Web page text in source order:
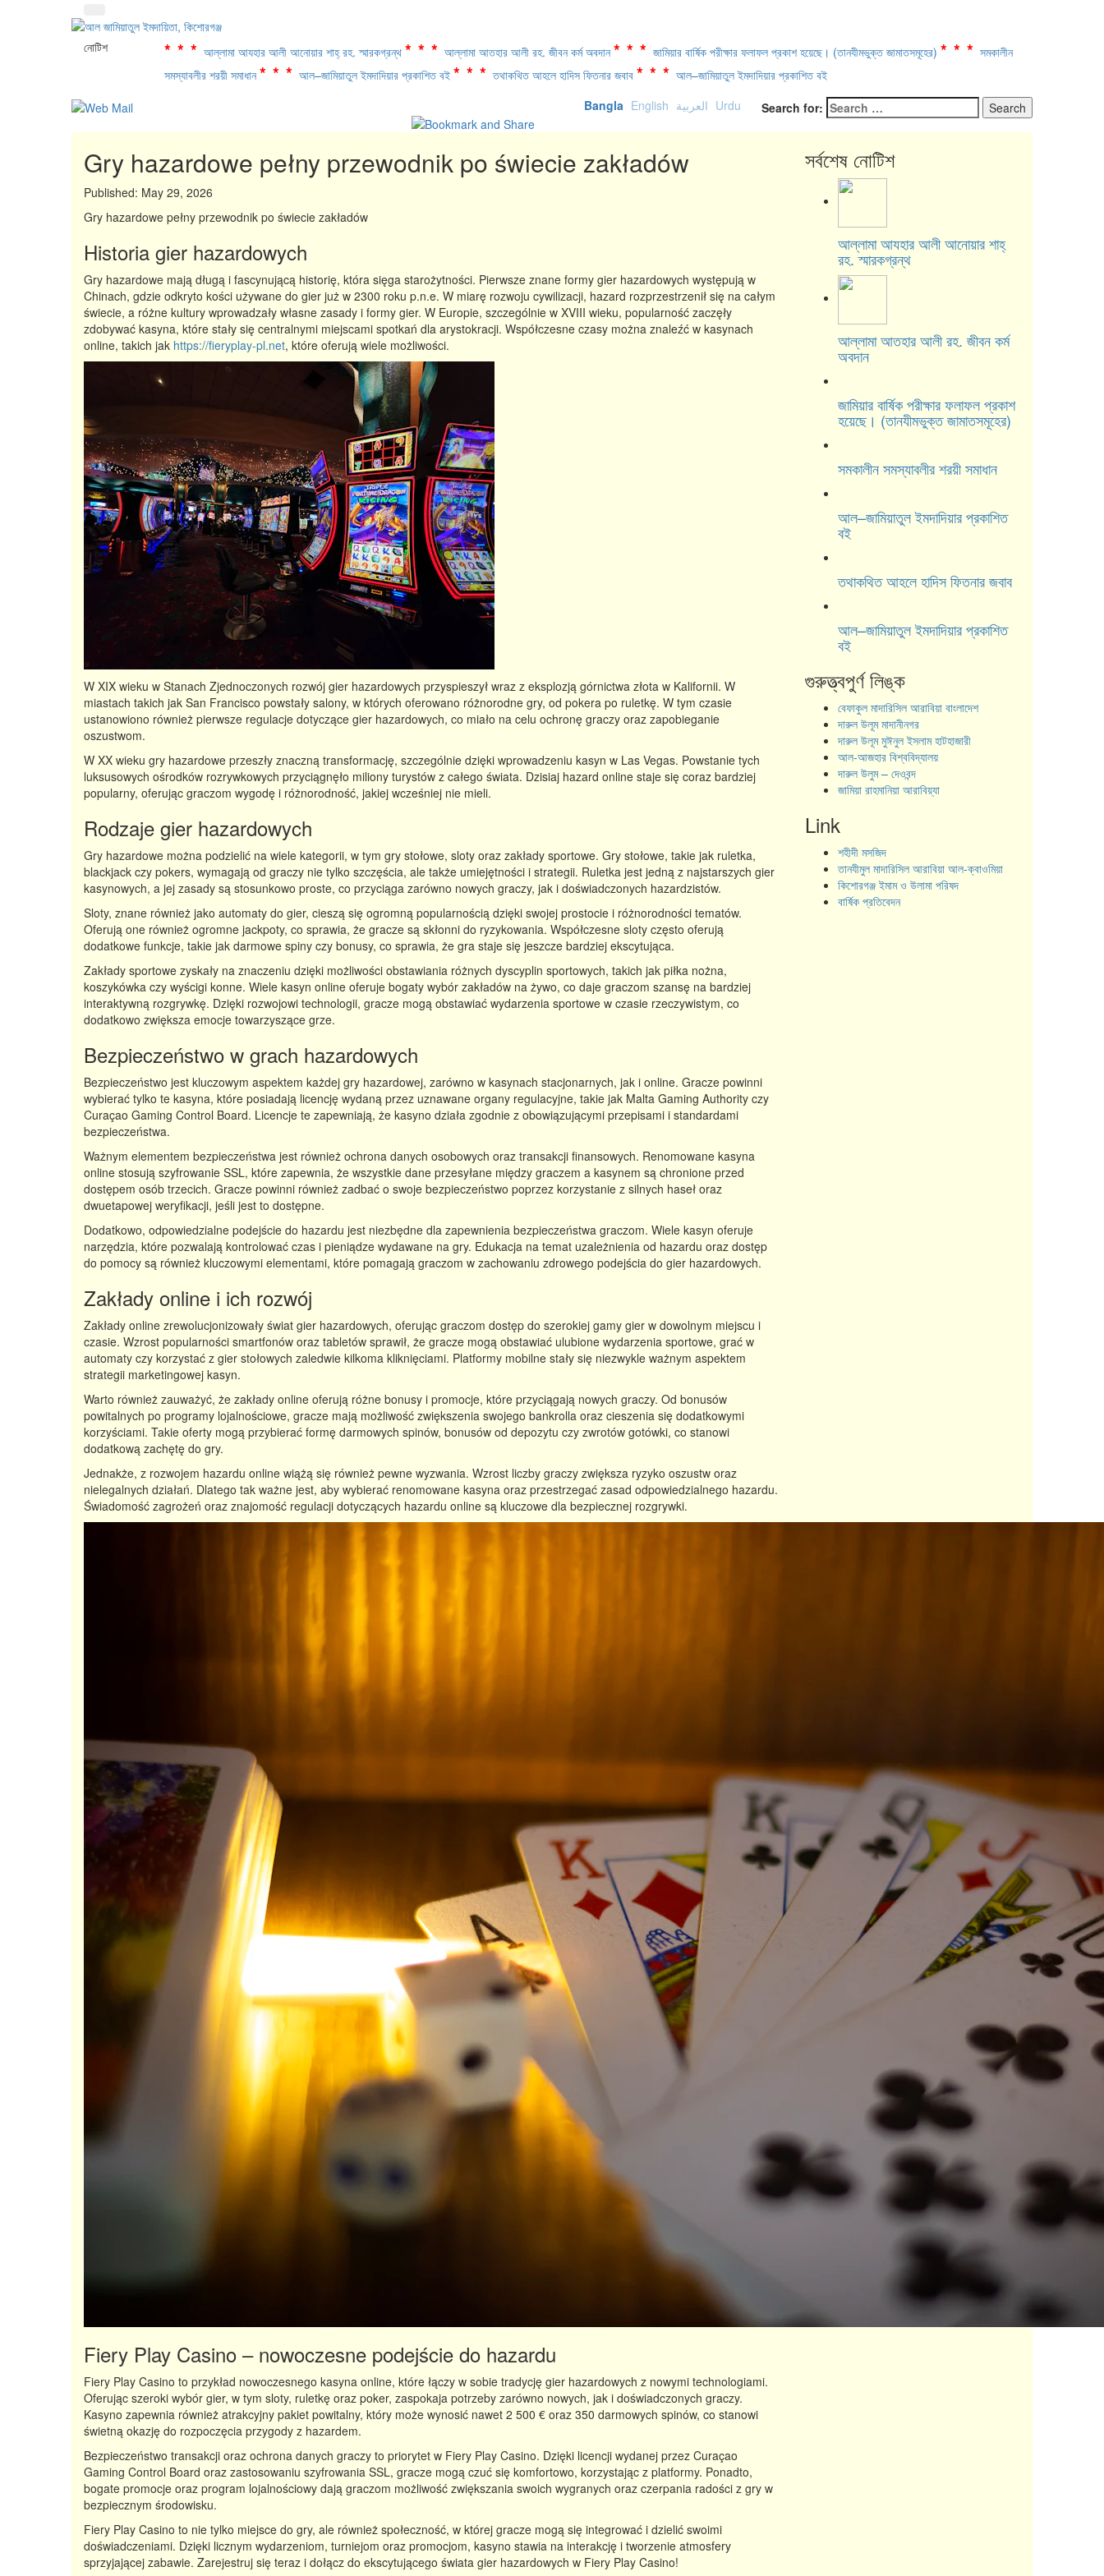
নোটিশ *** আল্লামা আযহার আলী আনোয়ার শাহ্‌ রহ. স্মারকগ্রন্থ *** আল্লামা আতহার আলী রহ. জীবন কর্ম অবদান *** জামিয়ার বার্ষিক পরীক্ষার ফলাফল প্রকাশ হয়েছে। (তানযীমভুক্ত জামাতসমূহের) *** সমকালীন
সমস্যাবলীর শরয়ী সমাধান *** আল–জামিয়াতুল ইমদাদিয়ার প্রকাশিত বই ***তথাকথিত আহলে হাদিস ফিতনার জবাব *** আল–জামিয়াতুল ইমদাদিয়ার প্রকাশিত বই
Search for:
Bangla English العربية Urdu
Gry hazardowe pełny przewodnik po świecie zakładów
Published: May 29, 2026
Gry hazardowe pełny przewodnik po świecie zakładów
Historia gier hazardowych
Gry hazardowe mają długą i fascynującą historię, która sięga starożytności. Pierwsze znane formy gier hazardowych występują w
Chinach, gdzie odkryto kości używane do gier już w 2300 roku p.n.e. W miarę rozwoju cywilizacji, hazard rozprzestrzenił się na całym
świecie, a różne kultury wprowadzały własne zasady i formy gier. W Europie, szczególnie w XVIII wieku, popularność zaczęły
zdobywać kasyna, które stały się centralnymi miejscami spotkań dla arystokracji. Współczesne czasy można znaleźć w kasynach
online, takich jak https://fieryplay-pl.net, które oferują wiele możliwości.
W XIX wieku w Stanach Zjednoczonych rozwój gier hazardowych przyspieszył wraz z eksplozją górnictwa złota w Kalifornii. W
miastach takich jak San Francisco powstały salony, w których oferowano różnorodne gry, od pokera po ruletkę. W tym czasie
ustanowiono również pierwsze regulacje dotyczące gier hazardowych, co miało na celu ochronę graczy oraz zapobieganie
oszustwom.
W XX wieku gry hazardowe przeszły znaczną transformację, szczególnie dzięki wprowadzeniu kasyn w Las Vegas. Powstanie tych
luksusowych ośrodków rozrywkowych przyciągnęło miliony turystów z całego świata. Dzisiaj hazard online staje się coraz bardziej
popularny, oferując graczom wygodę i różnorodność, jakiej wcześniej nie mieli.
Rodzaje gier hazardowych
Gry hazardowe można podzielić na wiele kategorii, w tym gry stołowe, sloty oraz zakłady sportowe. Gry stołowe, takie jak ruletka,
blackjack czy pokers, wymagają od graczy nie tylko szczęścia, ale także umiejętności i strategii. Ruletka jest jedną z najstarszych gier
kasynowych, a jej zasady są stosunkowo proste, co przyciąga zarówno nowych graczy, jak i doświadczonych hazardzistów.
Sloty, znane również jako automaty do gier, cieszą się ogromną popularnością dzięki swojej prostocie i różnorodności tematów.
Oferują one również ogromne jackpoty, co sprawia, że gracze są skłonni do ryzykowania. Współczesne sloty często oferują
dodatkowe funkcje, takie jak darmowe spiny czy bonusy, co sprawia, że gra staje się jeszcze bardziej ekscytująca.
Zakłady sportowe zyskały na znaczeniu dzięki możliwości obstawiania różnych dyscyplin sportowych, takich jak piłka nożna,
koszykówka czy wyścigi konne. Wiele kasyn online oferuje bogaty wybór zakładów na żywo, co daje graczom szansę na bardziej
interaktywną rozgrywkę. Dzięki rozwojowi technologii, gracze mogą obstawiać wydarzenia sportowe w czasie rzeczywistym, co
dodatkowo zwiększa emocje towarzyszące grze.
Bezpieczeństwo w grach hazardowych
Bezpieczeństwo jest kluczowym aspektem każdej gry hazardowej, zarówno w kasynach stacjonarnych, jak i online. Gracze powinni
wybierać tylko te kasyna, które posiadają licencję wydaną przez uznawane organy regulacyjne, takie jak Malta Gaming Authority czy
Curaçao Gaming Control Board. Licencje te zapewniają, że kasyno działa zgodnie z obowiązującymi przepisami i standardami
bezpieczeństwa.
Ważnym elementem bezpieczeństwa jest również ochrona danych osobowych oraz transakcji finansowych. Renomowane kasyna
online stosują szyfrowanie SSL, które zapewnia, że wszystkie dane przesyłane między graczem a kasynem są chronione przed
dostępem osób trzecich. Gracze powinni również zadbać o swoje bezpieczeństwo poprzez korzystanie z silnych haseł oraz
dwuetapowej weryfikacji, jeśli jest to dostępne.
Dodatkowo, odpowiedzialne podejście do hazardu jest niezbędne dla zapewnienia bezpieczeństwa graczom. Wiele kasyn oferuje
narzędzia, które pozwalają kontrolować czas i pieniądze wydawane na gry. Edukacja na temat uzależnienia od hazardu oraz dostęp
do pomocy są również kluczowymi elementami, które pomagają graczom w zachowaniu zdrowego podejścia do gier hazardowych.
Zakłady online i ich rozwój
Zakłady online zrewolucjonizowały świat gier hazardowych, oferując graczom dostęp do szerokiej gamy gier w dowolnym miejscu i
czasie. Wzrost popularności smartfonów oraz tabletów sprawił, że gracze mogą obstawiać ulubione wydarzenia sportowe, grać w
automaty czy korzystać z gier stołowych zaledwie kilkoma kliknięciami. Platformy mobilne stały się niezwykle ważnym aspektem
strategii marketingowej kasyn.
Warto również zauważyć, że zakłady online oferują różne bonusy i promocje, które przyciągają nowych graczy. Od bonusów
powitalnych po programy lojalnościowe, gracze mają możliwość zwiększenia swojego bankrolla oraz cieszenia się dodatkowymi
korzyściami. Takie oferty mogą przybierać formę darmowych spinów, bonusów od depozytu czy zwrotów gotówki, co stanowi
dodatkową zachętę do gry.
Jednakże, z rozwojem hazardu online wiążą się również pewne wyzwania. Wzrost liczby graczy zwiększa ryzyko oszustw oraz
nielegalnych działań. Dlatego tak ważne jest, aby wybierać renomowane kasyna oraz przestrzegać zasad odpowiedzialnego hazardu.
Świadomość zagrożeń oraz znajomość regulacji dotyczących hazardu online są kluczowe dla bezpiecznej rozgrywki.
Fiery Play Casino – nowoczesne podejście do hazardu
Fiery Play Casino to przykład nowoczesnego kasyna online, które łączy w sobie tradycję gier hazardowych z nowymi technologiami.
Oferując szeroki wybór gier, w tym sloty, ruletkę oraz poker, zaspokaja potrzeby zarówno nowych, jak i doświadczonych graczy.
Kasyno zapewnia również atrakcyjny pakiet powitalny, który może wynosić nawet 2 500 € oraz 350 darmowych spinów, co stanowi
świetną okazję do rozpoczęcia przygody z hazardem.
Bezpieczeństwo transakcji oraz ochrona danych graczy to priorytet w Fiery Play Casino. Dzięki licencji wydanej przez Curaçao
Gaming Control Board oraz zastosowaniu szyfrowania SSL, gracze mogą czuć się komfortowo, korzystając z platformy. Ponadto,
bogate promocje oraz program lojalnościowy dają graczom możliwość zwiększania swoich wygranych oraz czerpania radości z gry w
bezpiecznym środowisku.
Fiery Play Casino to nie tylko miejsce do gry, ale również społeczność, w której gracze mogą się integrować i dzielić swoimi
doświadczeniami. Dzięki licznym wydarzeniom, turniejom oraz promocjom, kasyno stawia na interakcję i tworzenie atmosfery
sprzyjającej zabawie. Zarejestruj się teraz i dołącz do ekscytującego świata gier hazardowych w Fiery Play Casino!
সর্বশেষ নোটিশ
আল্লামা আযহার আলী আনোয়ার শাহ্‌
রহ. স্মারকগ্রন্থ
আল্লামা আতহার আলী রহ. জীবন কর্ম
অবদান
জামিয়ার বার্ষিক পরীক্ষার ফলাফল প্রকাশ
হয়েছে। (তানযীমভুক্ত জামাতসমূহের)
সমকালীন সমস্যাবলীর শরয়ী সমাধান
আল–জামিয়াতুল ইমদাদিয়ার প্রকাশিত
বই
তথাকথিত আহলে হাদিস ফিতনার জবাব
আল–জামিয়াতুল ইমদাদিয়ার প্রকাশিত
বই
গুরুত্ত্বপুর্ণ লিঙ্ক
বেফাকুল মাদারিসিল আরাবিয়া বাংলাদেশ
দারুল উলূম মাদানীনগর
দারুল উলূম মুঈনুল ইসলাম হাটহাজারী
আল-আজহার বিশ্ববিদ্যালয়
দারুল উলুম – দেওবন্দ
জামিয়া রাহমানিয়া আরাবিয়্যা
Link
শহীদী মসজিদ
তানযীমুল মাদারিসিল আরাবিয়া আল-ক্বাওমিয়া
কিশোরগঞ্জ ইমাম ও উলামা পরিষদ
বার্ষিক প্রতিবেদন